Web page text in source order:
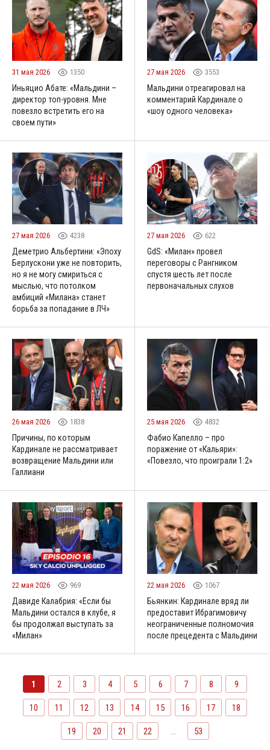
31 мая 2026 1350
Иньяцио Абате: «Мальдини –
директор топ-уровня. Мне
повезло встретить его на
своем пути»
27 мая 2026 3553
Мальдини отреагировал на
комментарий Кардинале о
«шоу одного человека»
27 мая 2026 4238
Деметрио Альбертини: «Эпоху
Берлускони уже не повторить,
но я не могу смириться с
мыслью, что потолком
амбиций «Милана» станет
борьба за попадание в ЛЧ»
27 мая 2026 622
GdS: «Милан» провел
переговоры с Рангником
спустя шесть лет после
первоначальных слухов
26 мая 2026 1838
Причины, по которым
Кардинале не рассматривает
возвращение Мальдини или
Галлиани
25 мая 2026 4832
Фабио Капелло – про
поражение от «Кальяри»:
«Повезло, что проиграли 1:2»
22 мая 2026 969
Давиде Калабрия: «Если бы
Мальдини остался в клубе, я
бы продолжал выступать за
«Милан»
22 мая 2026 1067
Бьянкин: Кардинале вряд ли
предоставит Ибрагимовичу
неограниченные полномочия
после прецедента с Мальдини
1 2 3 4 5 6 7 8 9
10 11 12 13 14 15 16 17 18
19 20 21 22 ... 53